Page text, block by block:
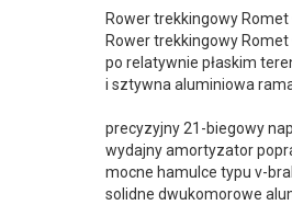
Rower trekkingowy Romet
Rower trekkingowy
po relatywnie płaskim
i sztywna aluminiowa
precyzyjny 21-biegowy
wydajny amortyzator
mocne hamulce typu v-
solidne dwukomorowe